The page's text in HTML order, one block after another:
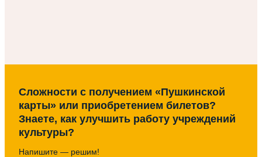
Сложности с получением «Пушкинской
карты» или приобретением билетов?
Знаете, как улучшить работу учреждений
культуры?
Напишите — решим!